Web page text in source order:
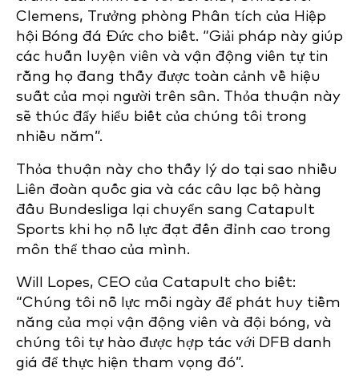
Clemens, Trưởng phòng Phân tích của Hiệp
hội Bóng đá Đức cho biết. “Giải pháp này giúp
các huấn luyện viên và vận động viên tự tin
rằng họ đang thấy được toàn cảnh về hiệu
suất của mọi người trên sân. Thỏa thuận này
sẽ thúc đẩy hiểu biết của chúng tôi trong
nhiều năm”.
Thỏa thuận này cho thấy lý do tại sao nhiều
Liên đoàn quốc gia và các câu lạc bộ hàng
đầu Bundesliga lại chuyển sang Catapult
Sports khi họ nỗ lực đạt đến đỉnh cao trong
môn thể thao của mình.
Will Lopes, CEO của Catapult cho biết:
“Chúng tôi nỗ lực mỗi ngày để phát huy tiềm
năng của mọi vận động viên và đội bóng, và
chúng tôi tự hào được hợp tác với DFB danh
giá để thực hiện tham vọng đó”.